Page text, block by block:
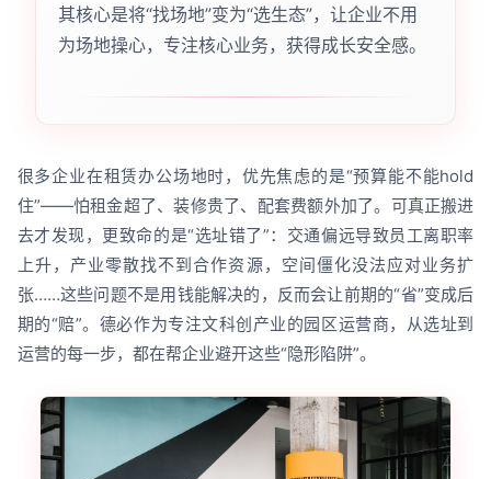
其核心是将“找场地”变为“选生态”，让企业不用
为场地操心，专注核心业务，获得成长安全感。
很多企业在租赁办公场地时，优先焦虑的是“预算能不能hold
住”——怕租金超了、装修贵了、配套费额外加了。可真正搬进
去才发现，更致命的是“选址错了”：交通偏远导致员工离职率
上升，产业零散找不到合作资源，空间僵化没法应对业务扩
张……这些问题不是用钱能解决的，反而会让前期的“省”变成后
期的“赔”。德必作为专注文科创产业的园区运营商，从选址到
运营的每一步，都在帮企业避开这些“隐形陷阱”。